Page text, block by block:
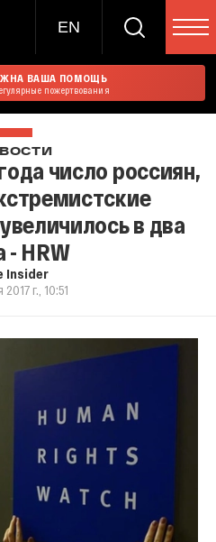
EN
ВАША ПОМОЩЬ
пожертвования
число россиян,
в два
- HRW
Insider
г., 10:51